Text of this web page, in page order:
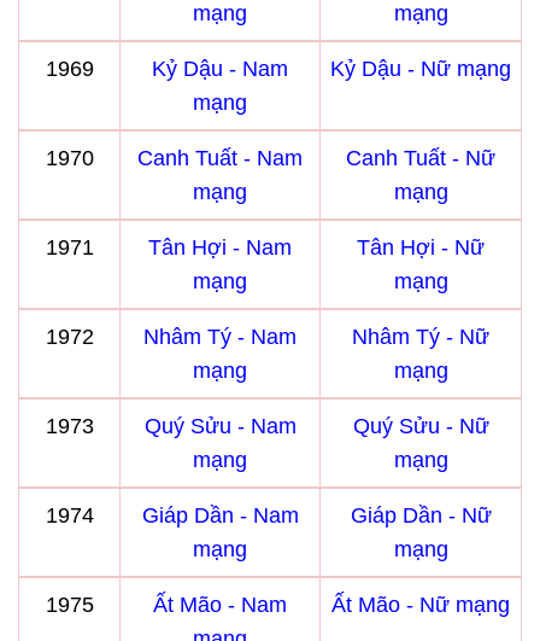
mạng
mạng
1969
Kỷ Dậu - Nam
mạng
Kỷ Dậu - Nữ mạng
1970
Canh Tuất - Nam
mạng
Canh Tuất - Nữ
mạng
1971
Tân Hợi - Nam
mạng
Tân Hợi - Nữ
mạng
1972
Nhâm Tý - Nam
mạng
Nhâm Tý - Nữ
mạng
1973
Quý Sửu - Nam
mạng
Quý Sửu - Nữ
mạng
1974
Giáp Dần - Nam
mạng
Giáp Dần - Nữ
mạng
1975
Ất Mão - Nam
Ất Mão - Nữ mạng